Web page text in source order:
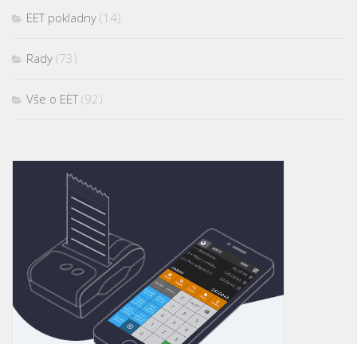
EET pokladny (14)
Rady (73)
Vše o EET(92)